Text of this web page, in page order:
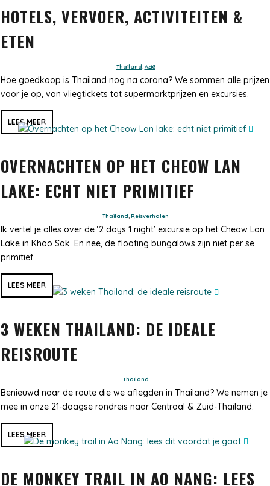
HOTELS, VERVOER, ACTIVITEITEN &
ETEN
Thailand Azië
Hoe goedkoop is Thailand nog na corona? We sommen alle prijzen
voor je op, van vliegtickets tot supermarktprijzen en excursies.
LEES MEER
OVERNACHTEN OP HET CHEOW LAN
LAKE: ECHT NIET PRIMITIEF
Thailand Reisverhalen
Ik vertel je alles over de ‘2 days 1 night’ excursie op het Cheow Lan
Lake in Khao Sok. En nee, de floating bungalows zijn niet per se
primitief.
LEES MEER
3 WEKEN THAILAND: DE IDEALE
REISROUTE
Thailand
Benieuwd naar de route die we aflegden in Thailand? We nemen je
mee in onze 21-daagse rondreis naar Centraal & Zuid-Thailand.
LEES MEER
DE MONKEY TRAIL IN AO NANG: LEES